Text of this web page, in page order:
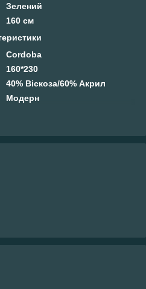
Зелений
160 см
Cordoba
160*230
40% Віскоза/60% Акрил
Модерн